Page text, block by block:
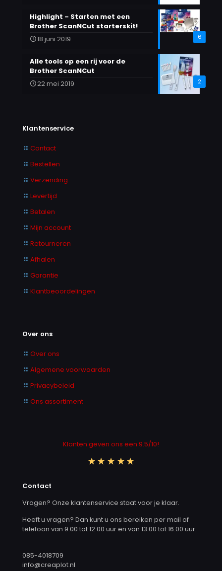
6
Highlight – Starten met een
Brother ScanNCut starterskit!
18 juni 2019
2
Alle tools op een rij voor de
Brother ScanNCut
22 mei 2019
Klantenservice
Contact
Bestellen
Verzending
Levertijd
Betalen
Mijn account
Retourneren
Afhalen
Garantie
Klantbeoordelingen
Over ons
Over ons
Algemene voorwaarden
Privacybeleid
Ons assortiment
Klanten geven ons een 9.5/10!
Contact
Vragen? Onze klantenservice staat voor je klaar.
Heeft u vragen? Dan kunt u ons bereiken per mail of
telefoon van 9.00 tot 12.00 uur en van 13.00 tot 16.00 uur.
085-4018709
info@creaplot.nl